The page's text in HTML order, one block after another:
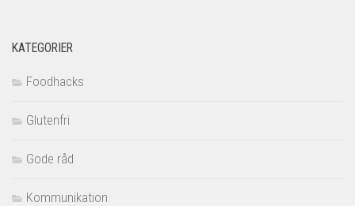
KATEGORIER
Foodhacks
Glutenfri
Gode råd
Kommunikation